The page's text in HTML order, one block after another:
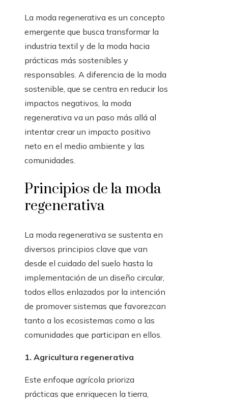
La moda regenerativa es un concepto
emergente que busca transformar la
industria textil y de la moda hacia
prácticas más sostenibles y
responsables. A diferencia de la moda
sostenible, que se centra en reducir los
impactos negativos, la moda
regenerativa va un paso más allá al
intentar crear un impacto positivo
neto en el medio ambiente y las
comunidades.
Principios de la moda
regenerativa
La moda regenerativa se sustenta en
diversos principios clave que van
desde el cuidado del suelo hasta la
implementación de un diseño circular,
todos ellos enlazados por la intención
de promover sistemas que favorezcan
tanto a los ecosistemas como a las
comunidades que participan en ellos.
1. Agricultura regenerativa
Este enfoque agrícola prioriza
prácticas que enriquecen la tierra,